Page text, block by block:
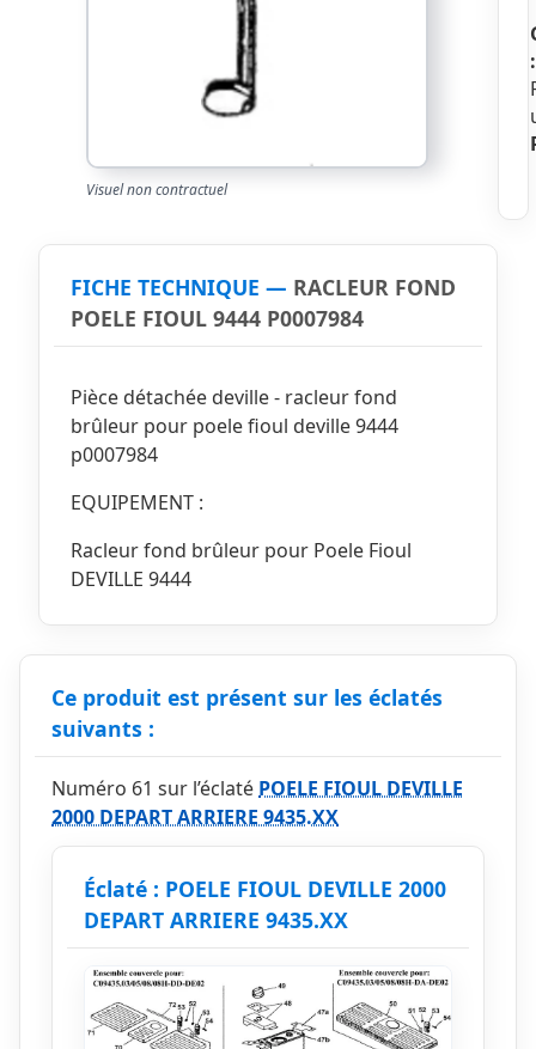
Visuel non contractuel
:
FICHE TECHNIQUE — RACLEUR FOND
POELE FIOUL 9444 P0007984
Pièce détachée deville - racleur fond
brûleur pour poele fioul deville 9444
p0007984
EQUIPEMENT :
Racleur fond brûleur pour Poele Fioul
DEVILLE 9444
Ce produit est présent sur les éclatés
suivants :
Numéro 61 sur l’éclaté POELE FIOUL DEVILLE
2000 DEPART ARRIERE 9435.XX
Éclaté : POELE FIOUL DEVILLE 2000
DEPART ARRIERE 9435.XX